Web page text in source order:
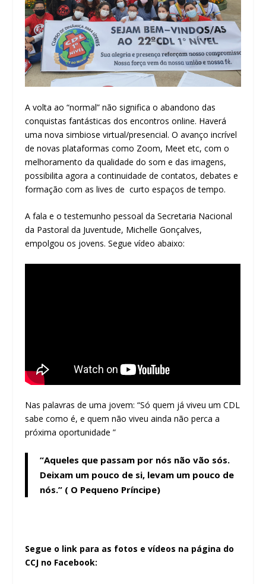
A volta ao “normal” não significa o abandono das
conquistas fantásticas dos encontros online. Haverá
uma nova simbiose virtual/presencial. O avanço incrível
de novas plataformas como Zoom, Meet etc, com o
melhoramento da qualidade do som e das imagens,
possibilita agora a continuidade de contatos, debates e
formação com as lives de curto espaços de tempo.
A fala e o testemunho pessoal da Secretaria Nacional
da Pastoral da Juventude, Michelle Gonçalves,
empolgou os jovens. Segue vídeo abaixo:
Nas palavras de uma jovem: “Só quem já viveu um CDL
sabe como é, e quem não viveu ainda não perca a
próxima oportunidade ”
“Aqueles que passam por nós não vão sós.
Deixam um pouco de si, levam um pouco de
nós.” ( O Pequeno Príncipe)
Segue o link para as fotos e vídeos na página do
CCJ no Facebook: